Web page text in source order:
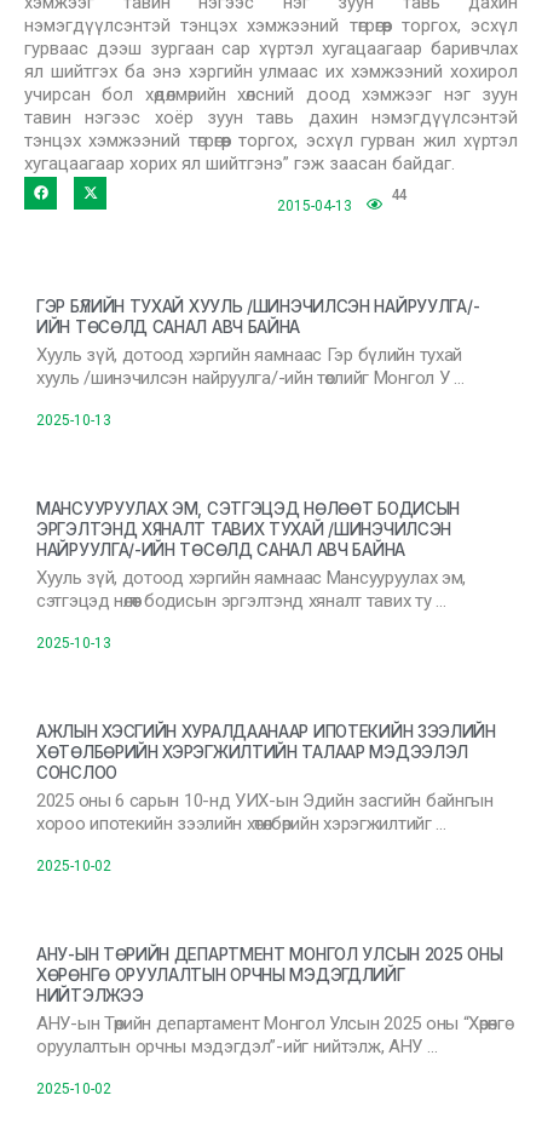
нэмэгдүүлсэнтэй тэнцэх хэмжээний төгрөгөөр торгох, эсхүл
гурваас дээш зургаан сар хүртэл хугацаагаар баривчлах
ял шийтгэх ба энэ хэргийн улмаас их хэмжээний хохирол
учирсан бол хөдөлмөрийн хөлсний доод хэмжээг нэг зуун
тавин нэгээс хоёр зуун тавь дахин нэмэгдүүлсэнтэй
тэнцэх хэмжээний төгрөгөөр торгох, эсхүл гурван жил хүртэл
хугацаагаар хорих ял шийтгэнэ” гэж заасан байдаг.
2015-04-13
44
ГЭР БҮЛИЙН ТУХАЙ ХУУЛЬ /ШИНЭЧИЛСЭН НАЙРУУЛГА/-
ИЙН ТӨСӨЛД САНАЛ АВЧ БАЙНА
Хууль зүй, дотоод хэргийн яамнаас Гэр бүлийн тухай
хууль /шинэчилсэн найруулга/-ийн төслийг Монгол У …
2025-10-13
МАНСУУРУУЛАХ ЭМ, СЭТГЭЦЭД НӨЛӨӨТ БОДИСЫН
ЭРГЭЛТЭНД ХЯНАЛТ ТАВИХ ТУХАЙ /ШИНЭЧИЛСЭН
НАЙРУУЛГА/-ИЙН ТӨСӨЛД САНАЛ АВЧ БАЙНА
Хууль зүй, дотоод хэргийн яамнаас Мансууруулах эм,
сэтгэцэд нөлөөт бодисын эргэлтэнд хяналт тавих ту …
2025-10-13
АЖЛЫН ХЭСГИЙН ХУРАЛДААНААР ИПОТЕКИЙН ЗЭЭЛИЙН
ХӨТӨЛБӨРИЙН ХЭРЭГЖИЛТИЙН ТАЛААР МЭДЭЭЛЭЛ
СОНСЛОО
2025 оны 6 сарын 10-нд УИХ-ын Эдийн засгийн байнгын
хороо ипотекийн зээлийн хөтөлбөрийн хэрэгжилтийг …
2025-10-02
АНУ-ЫН ТӨРИЙН ДЕПАРТМЕНТ МОНГОЛ УЛСЫН 2025 ОНЫ
ХӨРӨНГӨ ОРУУЛАЛТЫН ОРЧНЫ МЭДЭГДЛИЙГ
НИЙТЭЛЖЭЭ
АНУ-ын Төрийн департамент Монгол Улсын 2025 оны “Хөрөнгө
оруулалтын орчны мэдэгдэл”-ийг нийтэлж, АНУ …
2025-10-02